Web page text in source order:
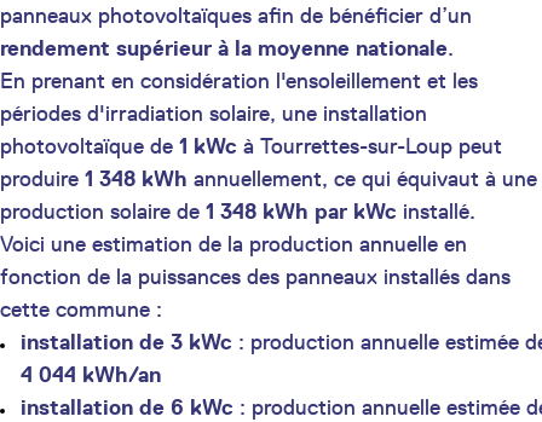
panneaux photovoltaïques afin de bénéficier d’un
rendement supérieur à la moyenne nationale.
En prenant en considération l'ensoleillement et les
périodes d'irradiation solaire, une installation
photovoltaïque de 1 kWc à Tourrettes-sur-Loup peut
produire 1 348 kWh annuellement, ce qui équivaut à une
production solaire de 1 348 kWh par kWc installé.
Voici une estimation de la production annuelle en
fonction de la puissances des panneaux installés dans
cette commune :
installation de 3 kWc : production annuelle estimée
4 044 kWh/an
installation de 6 kWc : production annuelle estimée